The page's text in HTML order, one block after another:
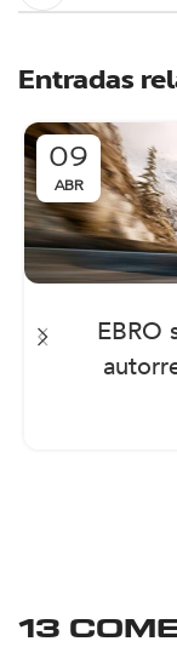
Entradas
09
ABR
EBRO
13